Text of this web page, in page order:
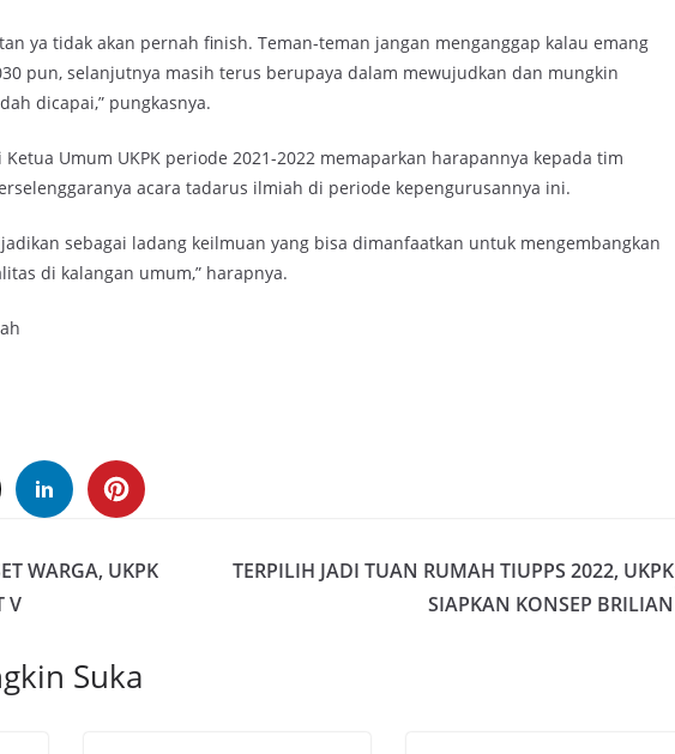
ya tidak akan pernah finish. Teman-teman jangan menganggap kalau emang
pun, selanjutnya masih terus berupaya dalam mewujudkan dan mungkin
dicapai,” pungkasnya.
Umum UKPK periode 2021-2022 memaparkan harapannya kepada tim
acara tadarus ilmiah di periode kepengurusannya ini.
sebagai ladang keilmuan yang bisa dimanfaatkan untuk mengembangkan
di kalangan umum,” harapnya.
WARGA, UKPK
V
TERPILIH JADI TUAN RUMAH TIUPPS 2022, UKPK
SIAPKAN KONSEP BRILIAN
Suka